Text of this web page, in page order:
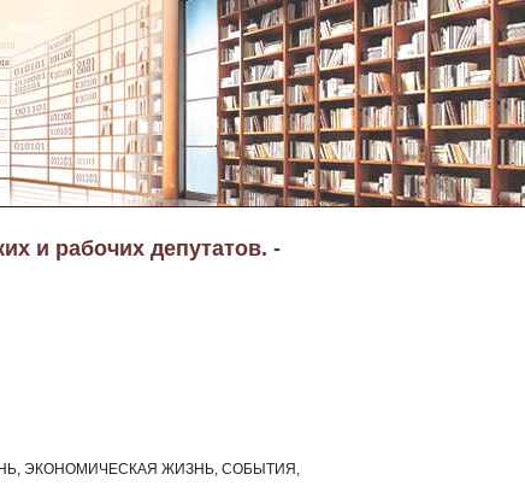
и рабочих депутатов. -
ЭКОНОМИЧЕСКАЯ ЖИЗНЬ, СОБЫТИЯ,